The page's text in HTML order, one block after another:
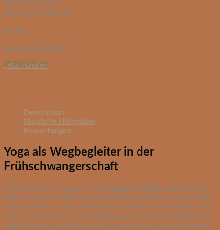
WO DU WILLST.
WANN DU WILLST.
24,90 €
einmalige Zahlung
Jetzt Kaufen
Description
Nützliche Hilfsmittel
Bewertungen
Yoga als Wegbegleiter in der
Frühschwangerschaft
Willkommen in Deinem 1. Schwangerschaftstrimester. Hier
beginnt eine Zeit voller Veränderungen im Körper, im Herzen
und in Deinem Leben. Obwohl man äußerlich am Körper noch
nicht so viel sieht, ist dies die Phase, in der Dein Körper ganz
viele Prozesse durchläuft, um Deinem Fötus eine fruchtbare